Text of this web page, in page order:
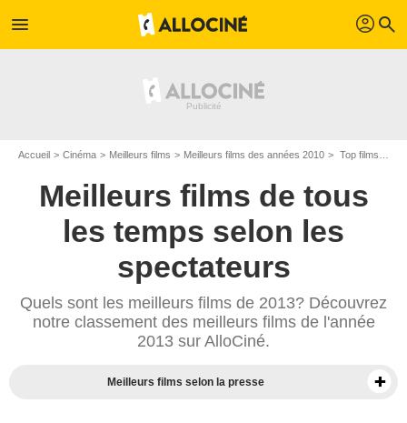
menu profil search
Accueil Cinéma Meilleurs films Meilleurs films des années 2010 Top films de 2013
Meilleurs films de tous
les temps selon les
spectateurs
Quels sont les meilleurs films de 2013? Découvrez
notre classement des meilleurs films de l'année
2013 sur AlloCiné.
Meilleurs films selon la presse